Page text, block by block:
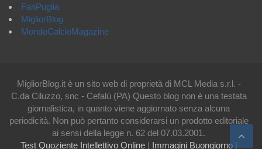
FanPuglia
MigliorBlog
MondoCalcioMagazine
MigliorBlog.it è un sito web di proprietà di MCL Media s.r.l. -
C.da Ciluzzo, snc - Cefalù (PA) Questo blog non è una testata
giornalistica, in quanto viene aggiornato senza alcuna
periodicità. Non può pertanto considerarsi un prodotto editoriale
ai sensi della legge n. 62 del 07.03.2001.
Test Quoziente Intellettivo Online| Immagini Buongiorno|